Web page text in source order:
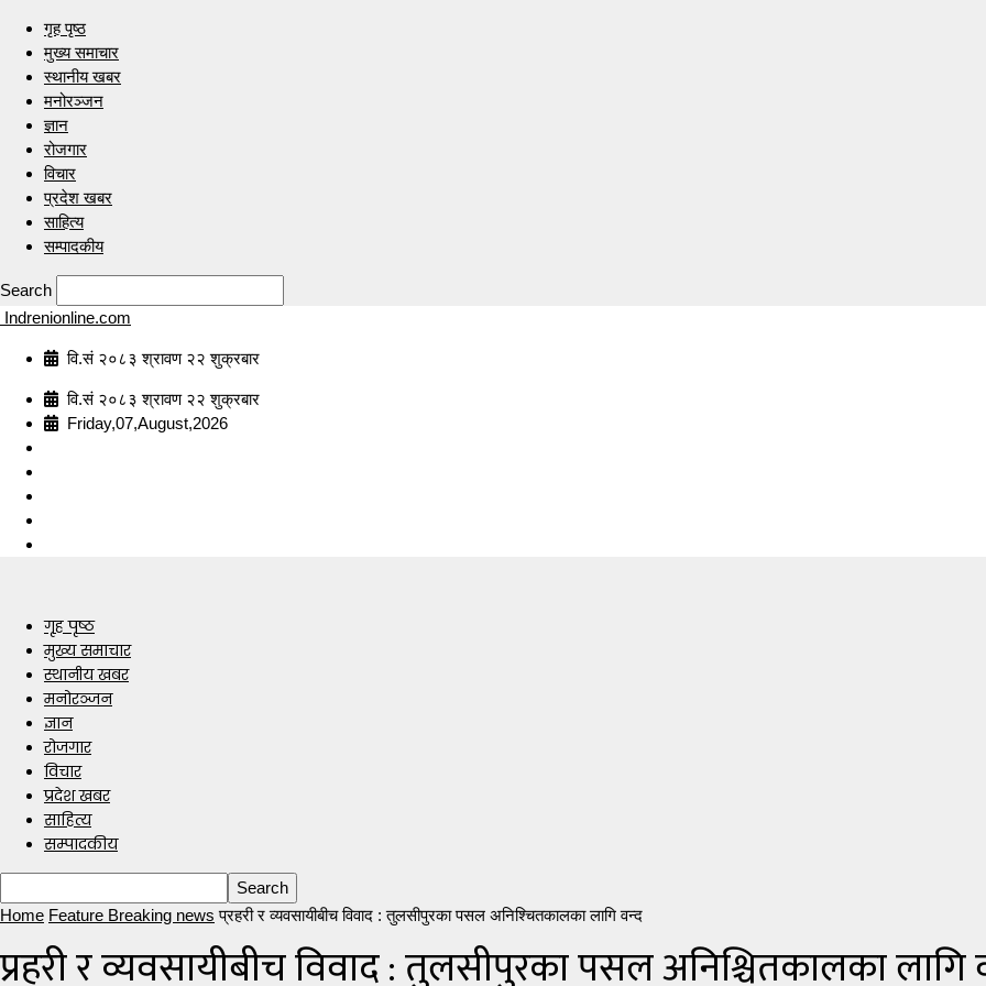
गृह पृष्ठ
मुख्य समाचार
स्थानीय खबर
मनोरञ्जन
ज्ञान
रोजगार
विचार
प्रदेश खबर
साहित्य
सम्पादकीय
Search
Indrenionline.com
वि.सं २०८३ श्रावण २२ शुक्रबार
वि.सं २०८३ श्रावण २२ शुक्रबार
Friday,07,August,2026
गृह पृष्ठ
मुख्य समाचार
स्थानीय खबर
मनोरञ्जन
ज्ञान
रोजगार
विचार
प्रदेश खबर
साहित्य
सम्पादकीय
Home Feature Breaking news प्रहरी र व्यवसायीबीच विवाद : तुलसीपुरका पसल अनिश्चितकालका लागि वन्द
प्रहरी र व्यवसायीबीच विवाद : तुलसीपुरका पसल अनिश्चितकालका लागि